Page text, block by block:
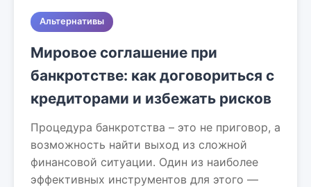
Альтернативы
Мировое соглашение при
банкротстве: как договориться с
кредиторами и избежать рисков
Процедура банкротства – это не приговор, а
возможность найти выход из сложной
финансовой ситуации. Один из наиболее
эффективных инструментов для этого —